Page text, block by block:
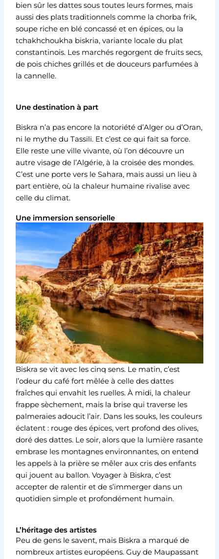
bien sûr les dattes sous toutes leurs formes, mais
aussi des plats traditionnels comme la chorba frik,
soupe riche en blé concassé et en épices, ou la
tchakhchoukha biskria, variante locale du plat
constantinois. Les marchés regorgent de fruits secs,
de pois chiches grillés et de douceurs parfumées à
la cannelle.
Une destination à part
Biskra n’a pas encore la notoriété d’Alger ou d’Oran,
ni le mythe du Tassili. Et c’est ce qui fait sa force.
Elle reste une ville vivante, où l’on découvre un
autre visage de l’Algérie, à la croisée des mondes.
C’est une porte vers le Sahara, mais aussi un lieu à
part entière, où la chaleur humaine rivalise avec
celle du climat.
Une immersion sensorielle
Biskra se vit avec les cinq sens. Le matin, c’est
l’odeur du café fort mêlée à celle des dattes
fraîches qui envahit les ruelles. À midi, la chaleur
frappe sèchement, mais la brise qui traverse les
palmeraies adoucit l’air. Dans les souks, les couleurs
éclatent : rouge des épices, vert profond des olives,
doré des dattes. Le soir, alors que la lumière rasante
embrase les montagnes environnantes, on entend
les appels à la prière se mêler aux cris des enfants
qui jouent au ballon. Voyager à Biskra, c’est
accepter de ralentir et de s’immerger dans un
quotidien simple et profondément humain.
L’héritage des artistes
Peu de gens le savent, mais Biskra a marqué de
nombreux artistes européens. Guy de Maupassant